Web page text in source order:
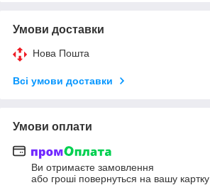
Умови доставки
Нова Пошта
Всі умови доставки
Умови оплати
Ви отримаєте замовлення
або гроші повернуться на вашу картку